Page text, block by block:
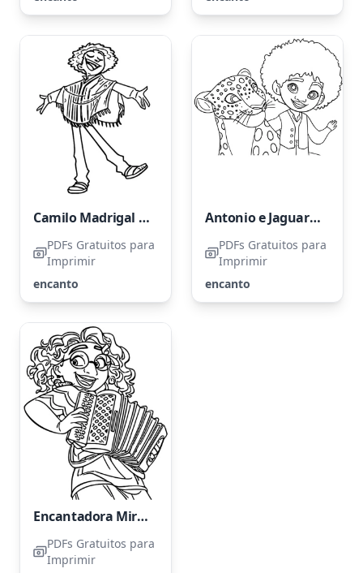
Camilo Madrigal Alegre
PDFs Gratuitos para
Imprimir
encanto
Antonio e Jaguar do filme Encanto
PDFs Gratuitos para
Imprimir
encanto
Encantadora Mirabel Madrigal
PDFs Gratuitos para
Imprimir